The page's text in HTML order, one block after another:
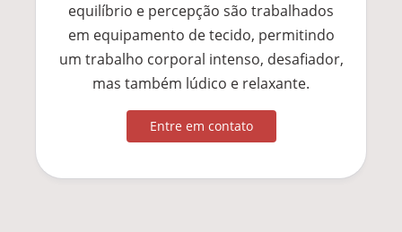
equilíbrio e percepção são trabalhados
em equipamento de tecido, permitindo
um trabalho corporal intenso, desafiador,
mas também lúdico e relaxante.
Entre em contato